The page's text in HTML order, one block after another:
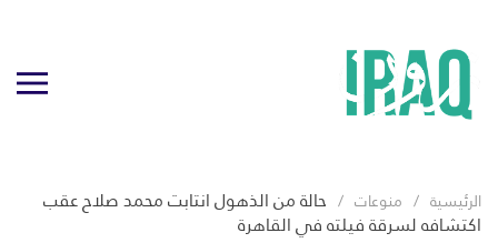
الرئيسية منوعات حالة من الذهول انتابت محمد صلاح عقب
اكتشافه لسرقة فيلته في القاهرة